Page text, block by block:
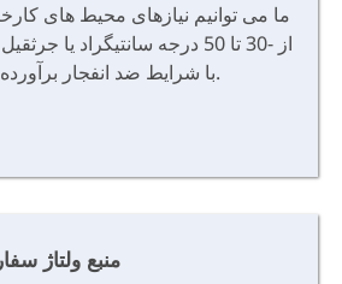
ما می توانیم نیازهای محیط های
از -30 تا 50 درجه سانتیگراد یا
با شرایط ضد انفجار برآورده کنیم.
منبع ولتاژ